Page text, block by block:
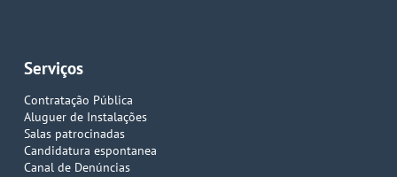
Serviços
Contratação Pública
Aluguer de Instalações
Salas patrocinadas
Candidatura espontanea
Canal de Denúncias